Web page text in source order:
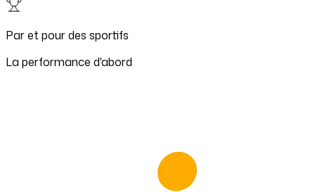
Par et pour des sportifs
La performance d'abord